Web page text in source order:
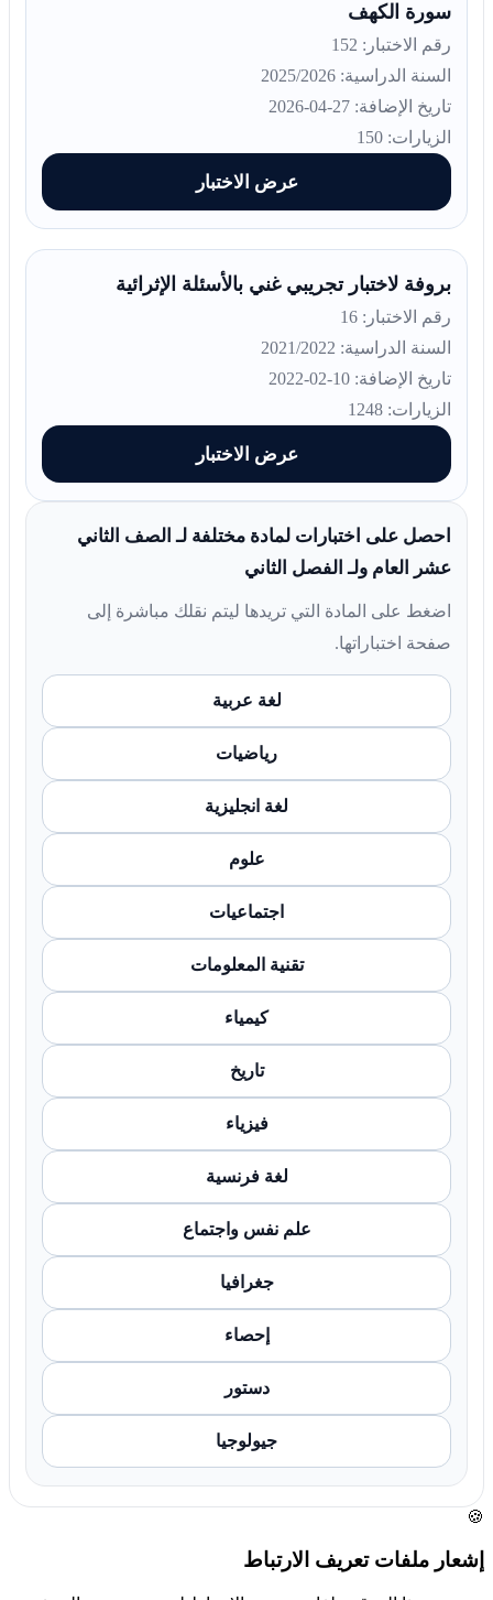
سورة الكهف
رقم الاختبار: 152
السنة الدراسية: 2025/2026
تاريخ الإضافة: 27-04-2026
الزيارات: 150
عرض الاختبار
بروفة لاختبار تجريبي غني بالأسئلة الإثرائية
رقم الاختبار: 16
السنة الدراسية: 2021/2022
تاريخ الإضافة: 10-02-2022
الزيارات: 1248
عرض الاختبار
احصل على اختبارات لمادة مختلفة لـ الصف الثاني
عشر العام ولـ الفصل الثاني
اضغط على المادة التي تريدها ليتم نقلك مباشرة إلى
صفحة اختباراتها.
لغة عربية
رياضيات
لغة انجليزية
علوم
اجتماعيات
تقنية المعلومات
كيمياء
تاريخ
فيزياء
لغة فرنسية
علم نفس واجتماع
جغرافيا
إحصاء
دستور
جيولوجيا
🍪
إشعار ملفات تعريف الارتباط